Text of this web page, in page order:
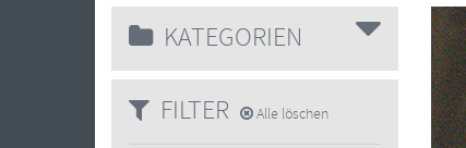
KATEGORIEN
FILTER Alle löschen